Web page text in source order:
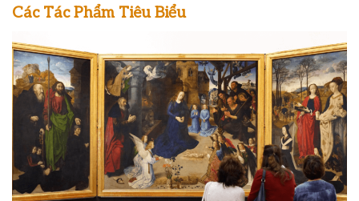
Các Tác Phẩm Tiêu Biểu